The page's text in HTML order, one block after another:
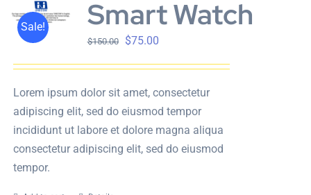
Sale! Smart Watch
$150.00 $75.00
Lorem ipsum dolor sit amet, consectetur
adipiscing elit, sed do eiusmod tempor
incididunt ut labore et dolore magna aliqua
consectetur adipiscing elit, sed do eiusmod
tempor.